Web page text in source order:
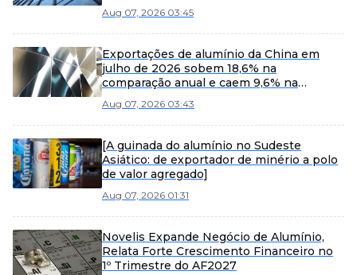
Fusão e Fundição.
Aug 07, 2026 03:45
Exportações de alumínio da China em
julho de 2026 sobem 18,6% na
comparação anual e caem 9,6% na
Aug 07, 2026 03:43
[A guinada do alumínio no Sudeste
Asiático: de exportador de minério a polo
de valor agregado]
Aug 07, 2026 01:31
Novelis Expande Negócio de Alumínio,
Relata Forte Crescimento Financeiro no
1º Trimestre do AF2027